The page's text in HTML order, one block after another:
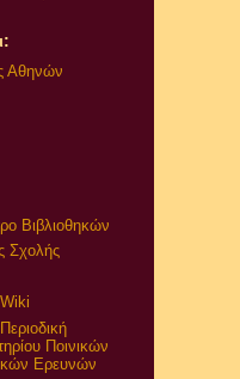
Αθηνών
Βιβλιοθηκών
Σχολής
Ποινικών
Ερευνών